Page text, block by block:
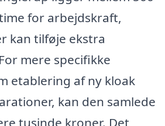
for arbejdskraft,
kan tilføje ekstra
mere specifikke
etablering af ny kloak
kan den samlede
tusinde kroner. Det